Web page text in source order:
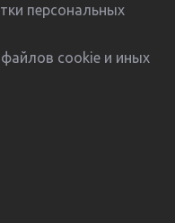
персональных
cookie и иных